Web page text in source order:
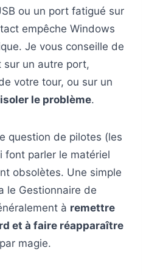
ou un port fatigué sur
empêche Windows
Je vous conseille de
un autre port,
votre tour, ou sur un
isoler le problème.
question de pilotes (les
font parler le matériel
obsolètes. Une simple
le Gestionnaire de
à remettre
et à faire réapparaître
magie.